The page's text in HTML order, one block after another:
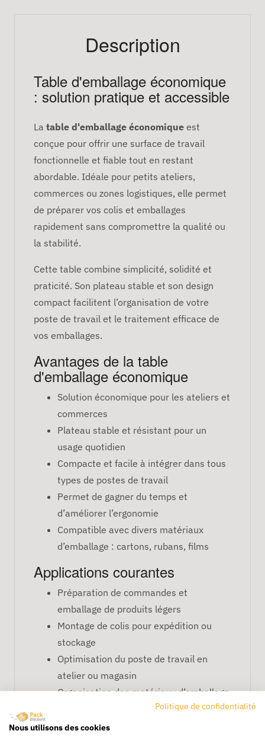
Description
Table d'emballage économique
: solution pratique et accessible
La table d'emballage économique est
conçue pour offrir une surface de travail
fonctionnelle et fiable tout en restant
abordable. Idéale pour petits ateliers,
commerces ou zones logistiques, elle permet
de préparer vos colis et emballages
rapidement sans compromettre la qualité ou
la stabilité.
Cette table combine simplicité, solidité et
praticité. Son plateau stable et son design
compact facilitent l’organisation de votre
poste de travail et le traitement efficace de
vos emballages.
Avantages de la table
d'emballage économique
Solution économique pour les ateliers et
commerces
Plateau stable et résistant pour un
usage quotidien
Compacte et facile à intégrer dans tous
types de postes de travail
Permet de gagner du temps et
d’améliorer l’ergonomie
Compatible avec divers matériaux
d’emballage : cartons, rubans, films
Applications courantes
Préparation de commandes et
emballage de produits légers
Montage de colis pour expédition ou
stockage
Optimisation du poste de travail en
atelier ou magasin
Organisation des matériaux d’emballage
pour un gain d’efficacité
Idéale pour les petites entreprises et
Politique de confidentialité
Nous utilisons des cookies